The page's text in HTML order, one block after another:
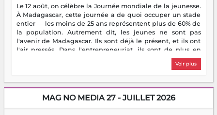
Le 12 août, on célèbre la Journée mondiale de la jeunesse.
À Madagascar, cette journée a de quoi occuper un stade
entier — les moins de 25 ans représentent plus de 60% de
la population. Autrement dit, les jeunes ne sont pas
l'avenir de Madagascar. Ils sont déjà le présent, et ils ont
l'air pressés. Dans l'entrepreneuriat, ils sont de plus en
plus nombreux à se lancer, à créer, à risquer — souvent
sans filet, souvent sans aide, mais toujours avec cette
dorment vraiment la nuit. En culture, les nouvelles sont
encore meilleures. Aina Rasamoelina vient de décrocher le
Prix RFI Instrumental Afrique. Miangaly Elia rafle le Prix
Voir plus
MAG NO MEDIA 27 - JUILLET 2026